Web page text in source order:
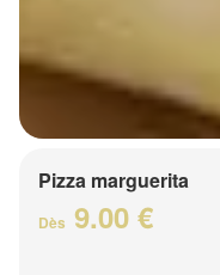
Pizza marguerita
Dès 9.00 €